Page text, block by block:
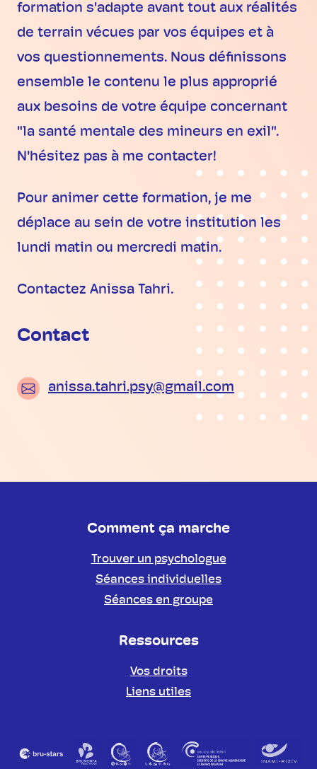
formation s'adapte avant tout aux réalités
de terrain vécues par vos équipes et à
vos questionnements. Nous définissons
ensemble le contenu le plus approprié
aux besoins de votre équipe concernant
"la santé mentale des mineurs en exil".
N'hésitez pas à me contacter!
Pour animer cette formation, je me
déplace au sein de votre institution les
lundi matin ou mercredi matin.
Contactez Anissa Tahri.
Contact
anissa.tahri.psy@gmail.com
Comment ça marche
Trouver un psychologue
Séances individuelles
Séances en groupe
Ressources
Vos droits
Liens utiles
Partenaires